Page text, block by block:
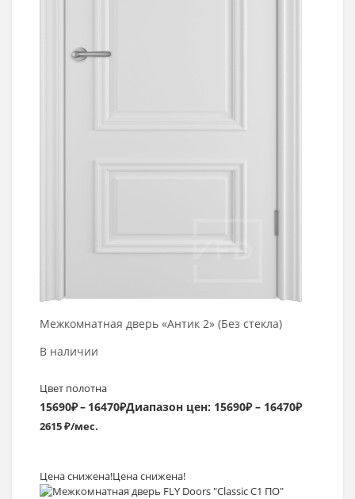
Межкомнатная дверь «Антик 2» (Без стекла)
В наличии
Цвет полотна
15690₽– 16470₽Диапазон цен: 15690₽ – 16470₽
2615 ₽/мес.
Цена снижена!Цена снижена!
Выбрать >